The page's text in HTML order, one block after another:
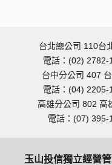
台北總公司 110台
電話：(02) 2782-
台中分公司 407
電話：(04) 2205-
高雄分公司 802 高
電話：(07) 395-
玉山投信獨立經營